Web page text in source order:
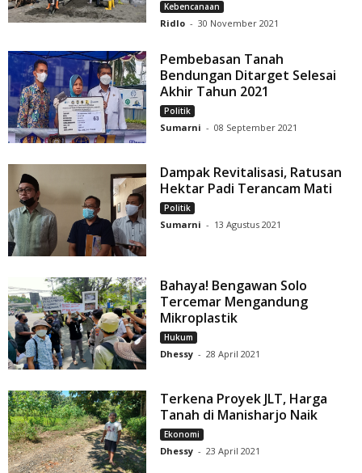
Kebencanaan
Ridlo - 30 November 2021
Pembebasan Tanah
Bendungan Ditarget Selesai
Akhir Tahun 2021
Politik
Sumarni - 08 September 2021
Dampak Revitalisasi, Ratusan
Hektar Padi Terancam Mati
Politik
Sumarni - 13 Agustus 2021
Bahaya! Bengawan Solo
Tercemar Mengandung
Mikroplastik
Hukum
Dhessy - 28 April 2021
Terkena Proyek JLT, Harga
Tanah di Manisharjo Naik
Ekonomi
Dhessy - 23 April 2021